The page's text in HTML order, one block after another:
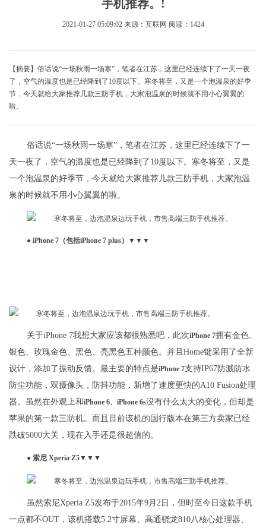
手机推荐。!
2021-01-27 05:09:02 来源：互联网 阅读：1424
【摘要】俗话说“一场秋雨一场寒”，笔者在江苏，这里已经连续下了一天一夜
了，空气的温度也是已经降到了10度以下。寒冬将至，又是一个泡温泉的好季
节，今天就给大家推荐几款三防手机，大家泡温泉的时候就不用小心翼翼的
啦。
俗话说“一场秋雨一场寒”，笔者在江苏，这里已经连续下了一
天一夜了，空气的温度也是已经降到了10度以下。寒冬将至，又是
一个泡温泉的好季节，今天就给大家推荐几款三防手机，大家泡温
泉的时候就不用小心翼翼的啦。
● iPhone 7（包括iPhone 7 plus）▼▼▼
关于iPhone 7我想大家应该都很熟悉吧，此次iPhone 7拥有金色、
银色、玫瑰金色、黑色、亮黑色五种颜色。并且Home键采用了全新
设计，添加了振动反馈。最主要的特点是iPhone 7支持IP67防溅防水
防尘功能，双摄像头，防抖功能，新增了速度更快的A10 Fusion处理
器。虽然在外观上和iPhone 6、 iPhone 6s没有什么太大的变化，但却是
苹果的第一款三防机。而且目前该机的国行版本在第三方卖家已经
跌破5000大关，现在入手还是很超值的。
● 索尼 Xperia Z5▼▼▼
虽然索尼Xperia Z5发布于2015年9月2日，但时至今日这款手机
一点都不OUT，该机搭载5.2寸屏幕、高通骁龙810八核心处理器、